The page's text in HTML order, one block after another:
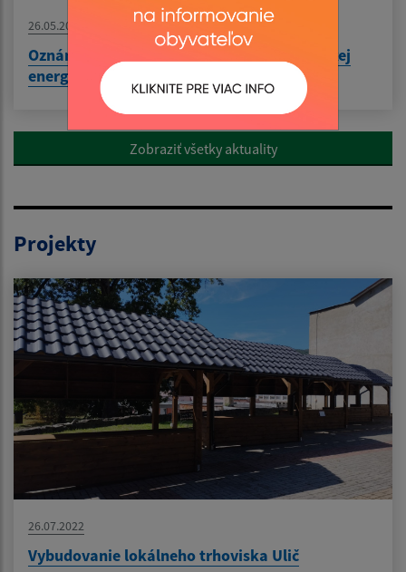
26.05.2026
Oznámenie o prerušení distribúcie elektrickej
energie 27.5.2026
Zobraziť všetky aktuality
Projekty
26.07.2022
Vybudovanie lokálneho trhoviska Ulič